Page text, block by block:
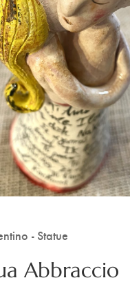
- Statue
Abbraccio